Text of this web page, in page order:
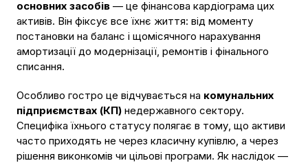
основних засобів — це фінансова кардіограма цих
активів. Він фіксує все їхнє життя: від моменту
постановки на баланс і щомісячного нарахування
амортизації до модернізації, ремонтів і фінального
списання.
Особливо гостро це відчувається на комунальних
підприємствах (КП) недержавного сектору.
Специфіка їхнього статусу полягає в тому, що активи
часто приходять не через класичну купівлю, а через
рішення виконкомів чи цільові програми. Як наслідок —